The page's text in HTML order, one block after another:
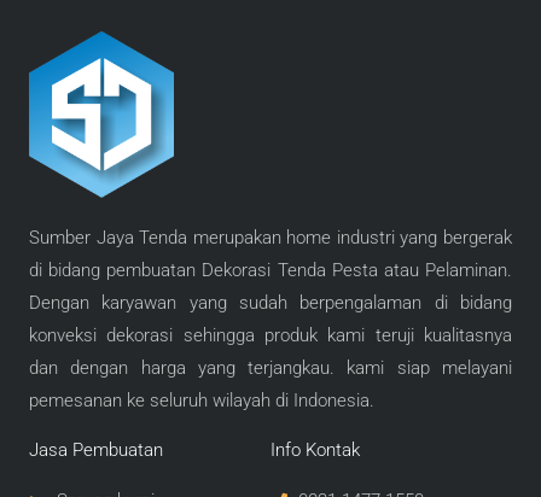
Sumber Jaya Tenda merupakan home industri yang bergerak
di bidang pembuatan Dekorasi Tenda Pesta atau Pelaminan.
Dengan karyawan yang sudah berpengalaman di bidang
konveksi dekorasi sehingga produk kami teruji kualitasnya
dan dengan harga yang terjangkau. kami siap melayani
pemesanan ke seluruh wilayah di Indonesia.
Jasa Pembuatan Info Kontak